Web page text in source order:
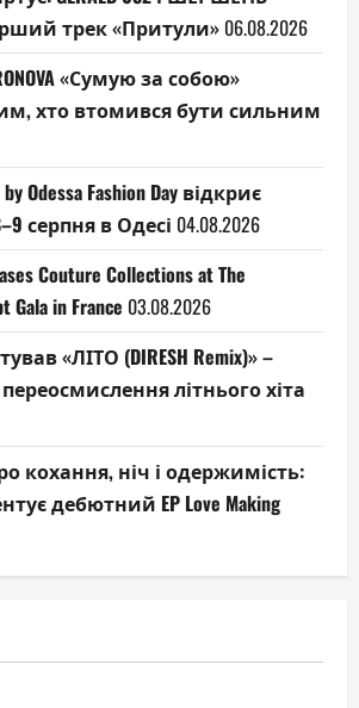
трек «Притули» 06.08.2026
«Сумую за собою»
хто втомився бути сильним
by Odessa Fashion Day відкриє
серпня в Одесі 04.08.2026
Couture Collections at The
Gala in France 03.08.2026
«ЛІТО (DIRESH Remix)» –
літнього хіта
кохання, ніч і одержимість:
дебютний EP Love Making